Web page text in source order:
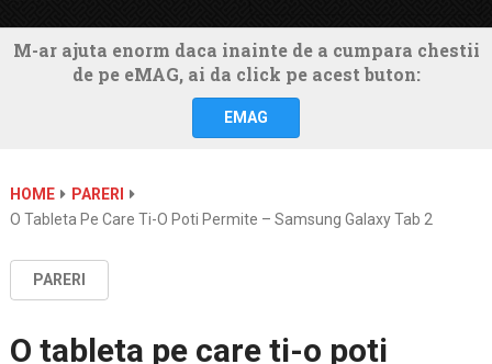
M-ar ajuta enorm daca inainte de a cumpara chestii
de pe eMAG, ai da click pe acest buton:
EMAG
HOME
PARERI
O Tableta Pe Care Ti-O Poti Permite – Samsung Galaxy Tab 2
PARERI
O tableta pe care ti-o poti